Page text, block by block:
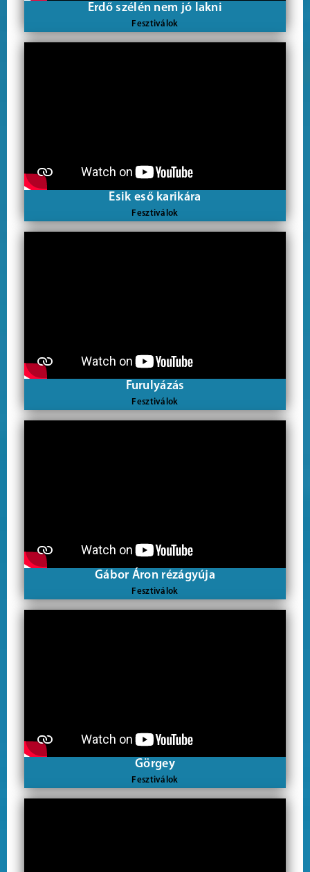
Erdő szélén nem jó lakni
Fesztiválok
Esik eső karikára
Fesztiválok
Furulyázás
Fesztiválok
Gábor Áron rézágyúja
Fesztiválok
Görgey
Fesztiválok